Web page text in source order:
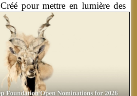
Créé pour mettre en lumière des